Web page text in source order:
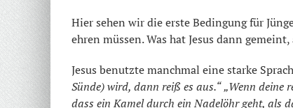
Hier sehen wir die erste Bedingung für
ehren müssen. Was hat Jesus dann
Jesus benutzte manchmal eine starke
Sünde) wird, dann reiß es aus.“„Wenn deine
dass ein Kamel durch ein Nadelöhr geht, als